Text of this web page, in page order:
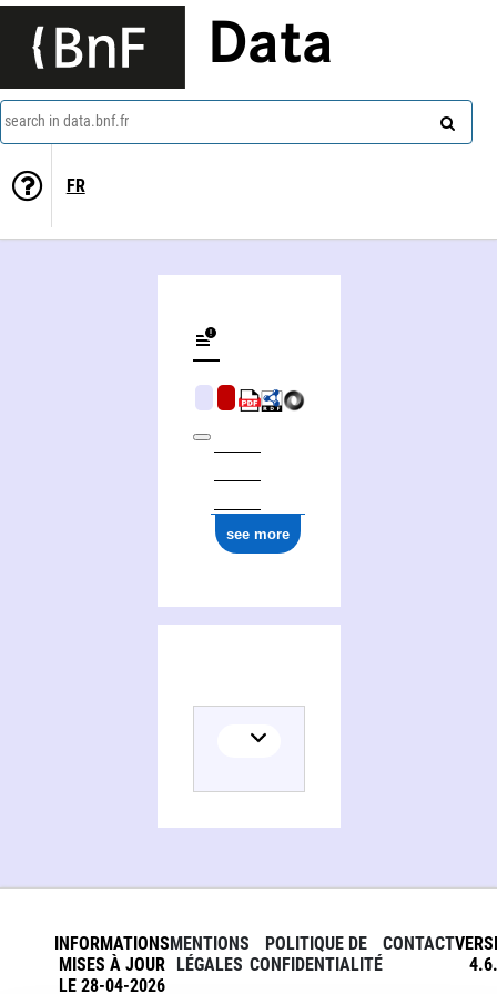
Data
search in data.bnf.fr
FR
see more
INFORMATIONS
MISES À JOUR
LE 28-04-2026
MENTIONS
LÉGALES
POLITIQUE DE
CONFIDENTIALITÉ
CONTACT